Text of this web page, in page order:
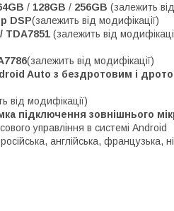
/ 128GB / 256GB (залежить
DSP(залежить від модифікації)
TDA7851 (залежить від
(залежить від модифікації)
Auto з бездротовим і
від модифікації)
підключення зовнішнього
управління в системі Android
англійська, французька,